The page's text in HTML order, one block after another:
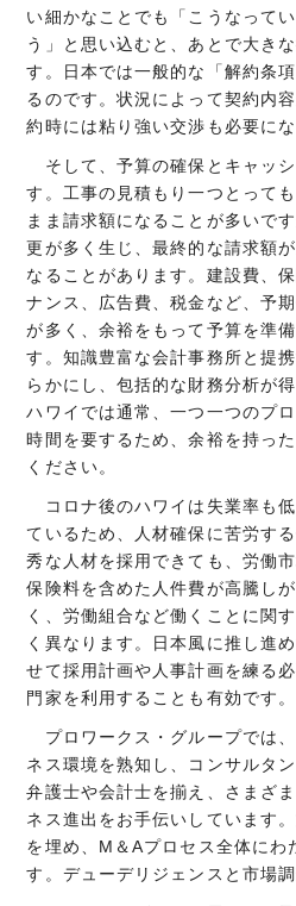
い細かなことでも「こうなって
う」と思い込むと、あとで大き
す。日本では一般的な「解約条
るのです。状況によって契約内
約時には粘り強い交渉も必要にな
そして、予算の確保とキャッ
す。工事の見積もり一つとって
まま請求額になることが多いで
更が多く生じ、最終的な請求額
なることがあります。建設費、
ナンス、広告費、税金など、予
が多く、余裕をもって予算を準
す。知識豊富な会計事務所と提
らかにし、包括的な財務分析が
ハワイでは通常、一つ一つのプ
時間を要するため、余裕を持っ
ください。
コロナ後のハワイは失業率も
ているため、人材確保に苦労す
秀な人材を採用できても、労働
保険料を含めた人件費が高騰し
く、労働組合など働くことに関
く異なります。日本風に推し進
せて採用計画や人事計画を練る
門家を利用することも有効です。
プロワークス・グループでは
ネス環境を熟知し、コンサルタ
弁護士や会計士を揃え、さまざ
ネス進出をお手伝いしています
を埋め、M＆Aプロセス全体にわ
す。デューデリジェンスと市場